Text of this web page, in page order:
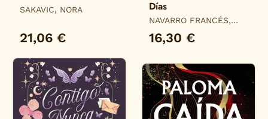
SAKAVIC, NORA
21,06 €
Días
NAVARRO FRANCÉS,
16,30 €